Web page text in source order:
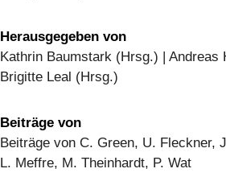
Herausgegeben von
Kathrin Baumstark (Hrsg.) | Andreas
Brigitte Leal (Hrsg.)
Beiträge von
Beiträge von C. Green, U. Fleckner,
L. Meffre, M. Theinhardt, P. Wat